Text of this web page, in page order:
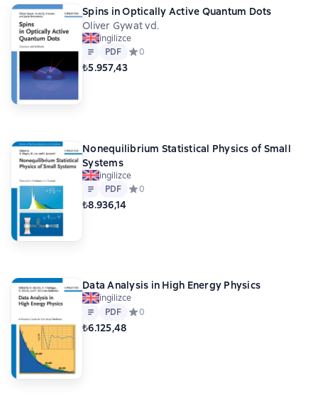
Spins in Optically Active Quantum Dots
Oliver Gywat vd.
ingilizce
Metin
PDF
PDF Средний рейтинг 0 на основе 0 оценок
0
₺5.957,43
Nonequilibrium Statistical Physics of Small
Systems
ingilizce
Metin
PDF
PDF Средний рейтинг 0 на основе 0 оценок
0
₺8.936,14
Data Analysis in High Energy Physics
ingilizce
Metin
PDF
PDF Средний рейтинг 0 на основе 0 оценок
0
₺6.125,48